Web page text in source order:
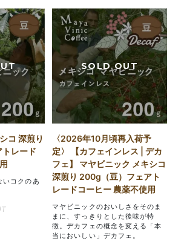
コ 深煎り
レード
いコクのあ
〈2026年10月頃再入荷予
定〉 【カフェインレス | デカ
フェ】 マヤビニック メキシコ
深煎り 200g（豆）フェアト
レードコーヒー 農薬不使用
マヤビニックのおいしさをそのま
まに、すっきりとした後味が特
徴。デカフェの概念を変える「本
当においしい」デカフェ。